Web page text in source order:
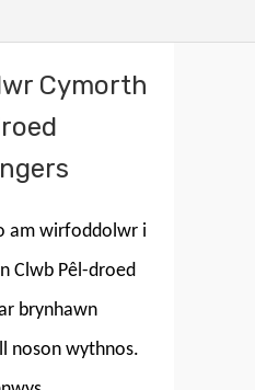
Cymorth
am wirfoddolwr i
Clwb Pêl-droed
brynhawn
noson wythnos.